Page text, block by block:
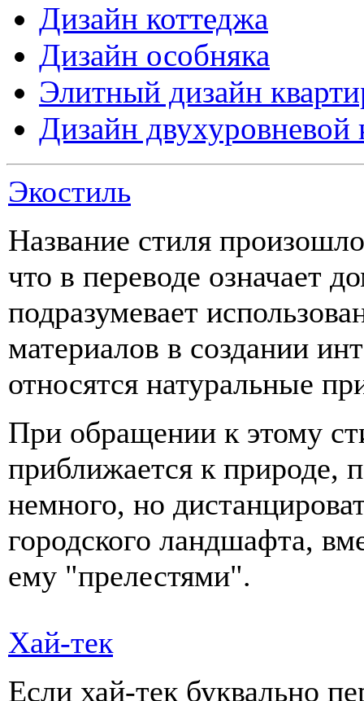
Дизайн коттеджа
Дизайн особняка
Элитный дизайн
Дизайн двухуровневой
Экостиль
Название стиля
что в переводе означает
подразумевает
материалов в создании
относятся натуральные
При обращении к этому
приближается к природе,
немного, но
городского ландшафта,
ему "прелестями".
Хай-тек
Если хай-тек буквально